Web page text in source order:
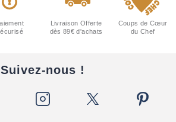
Livraison Offerte
dès 89€ d'achats
Coups de Cœur
du Chef
Suivez-nous !